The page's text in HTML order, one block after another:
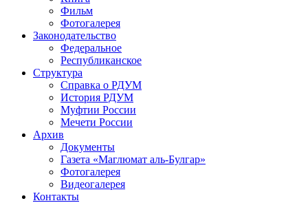
Фильм
Фотогалерея
Законодательство
Федеральное
Республиканское
Структура
Справка о РДУМ
История РДУМ
Муфтии России
Мечети России
Архив
Документы
Газета «Маглюмат аль-Булгар»
Фотогалерея
Видеогалерея
Контакты